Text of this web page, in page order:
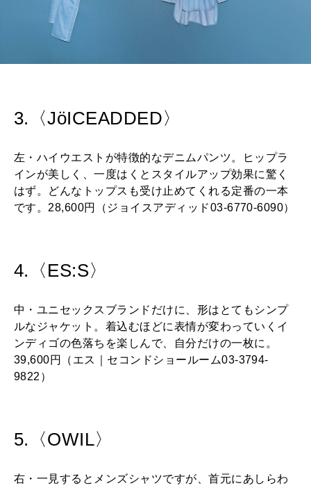
3.〈JöICEADDED〉
左・ハイウエストが特徴的なデニムパンツ。ヒップラ
インが美しく、一度はくとスタイルアップ効果に驚く
はず。どんなトップスも受け止めてくれる定番の一本
です。28,600円（ジョイスアディッド03-6770-6090）
4.〈ES:S〉
中・ユニセックスブランドだけに、形はとてもシンプ
ルなジャケット。着込むほどに表情が変わっていくイ
ンディゴの色落ちを楽しんで、自分だけの一枚に。
39,600円（エス｜セコンドショールーム03-3794-
9822）
5.〈OWIL〉
右・一見するとメンズシャツですが、首元にあしらわ